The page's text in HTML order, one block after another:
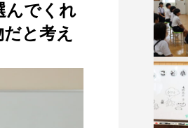
んでくれ
と考え